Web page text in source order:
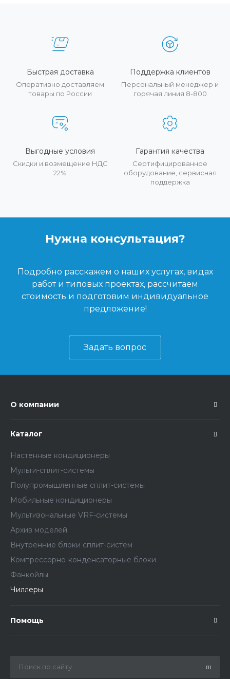
Быстрая доставка
Оперативно доставляем
товары по России
Поддержка клиентов
Персональный менеджер и
горячая линия 8-800
Выгодные условия
Скидки и возмещение НДС
22%
Гарантия качества
Сертифицированное
оборудование, сервисная
поддержка
Нужна консультация?
Подробно расскажем о наших услугах, видах
работ и типовых проектах, рассчитаем
стоимость и подготовим индивидуальное
предложение!
Задать вопрос
О компании
Каталог
Настенные кондиционеры
Мульти-сплит-системы
Полупромышленные сплит-системы
Мобильные кондиционеры
Мультизональные VRF-системы
Архив моделей
Внутренние блоки сплит-систем
Компрессорно-конденсаторные блоки
Фанкойлы
Чиллеры
Помощь